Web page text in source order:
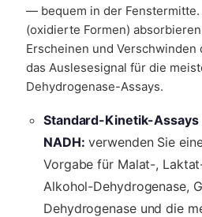
— bequem in der Fenstermitte.
(oxidierte Formen)
Erscheinen und
das Auslesesignal für die
Dehydrogenase-Assays.
Standard-Kinetik-Assays
NADH: verwenden Sie
Vorgabe für Malat-,
Alkohol-Dehydrogenase,
Dehydrogenase und die